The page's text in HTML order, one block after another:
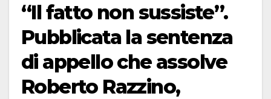
“Il fatto non sussiste”.
Pubblicata la sentenza
di appello che assolve
Roberto Razzino,